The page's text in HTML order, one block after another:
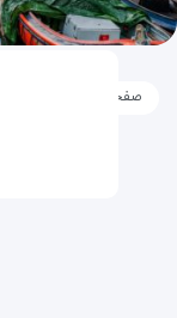
صفحه نخست